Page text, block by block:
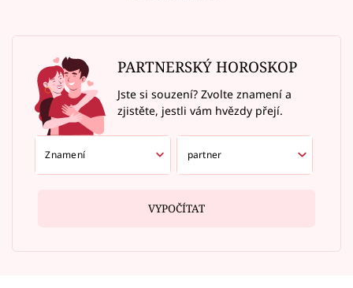
PARTNERSKÝ HOROSKOP
Jste si souzení? Zvolte znamení a
zjistěte, jestli vám hvězdy přejí.
VYPOČÍTAT